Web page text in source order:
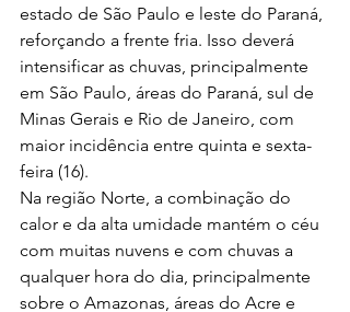
estado de São Paulo e leste do Paraná,
reforçando a frente fria. Isso deverá
intensificar as chuvas, principalmente
em São Paulo, áreas do Paraná, sul de
Minas Gerais e Rio de Janeiro, com
maior incidência entre quinta e sexta-
feira (16).
Na região Norte, a combinação do
calor e da alta umidade mantém o céu
com muitas nuvens e com chuvas a
qualquer hora do dia, principalmente
sobre o Amazonas, áreas do Acre e